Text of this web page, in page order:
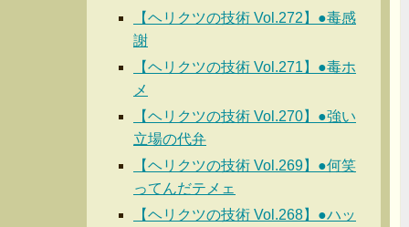
【ヘリクツの技術 Vol.272】●毒感
謝
【ヘリクツの技術 Vol.271】●毒ホ
メ
【ヘリクツの技術 Vol.270】●強い
立場の代弁
【ヘリクツの技術 Vol.269】●何笑
ってんだテメェ
【ヘリクツの技術 Vol.268】●ハッ